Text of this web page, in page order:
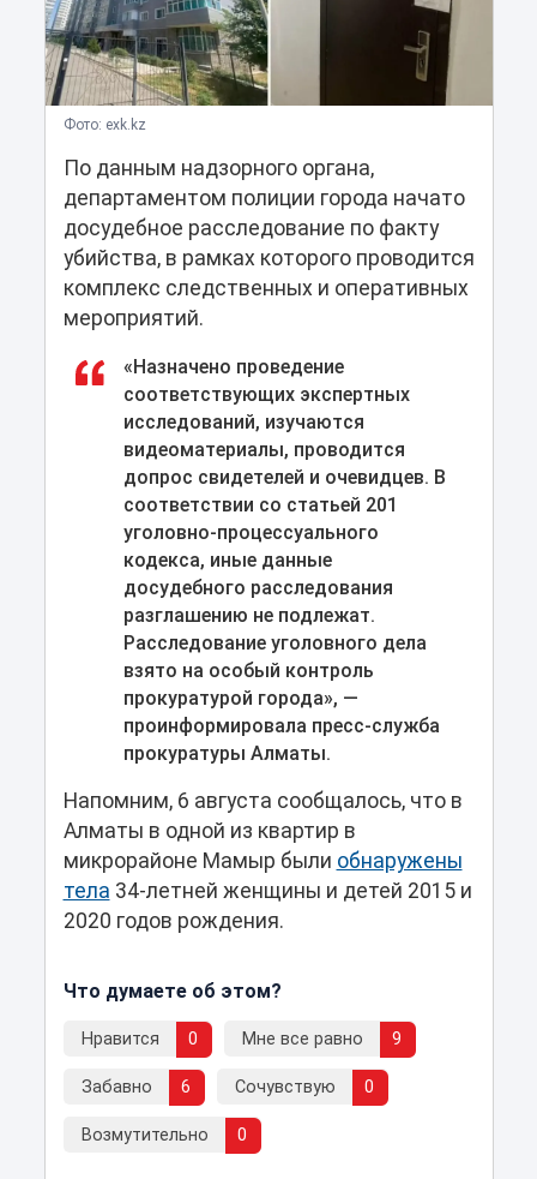
Фото: exk.kz
По данным надзорного органа,
департаментом полиции города начато
досудебное расследование по факту
убийства, в рамках которого проводится
комплекс следственных и оперативных
мероприятий.
«Назначено проведение
соответствующих экспертных
исследований, изучаются
видеоматериалы, проводится
допрос свидетелей и очевидцев. В
соответствии со статьей 201
уголовно-процессуального
кодекса, иные данные
досудебного расследования
разглашению не подлежат.
Расследование уголовного дела
взято на особый контроль
прокуратурой города», —
проинформировала пресс-служба
прокуратуры Алматы.
Напомним, 6 августа сообщалось, что в
Алматы в одной из квартир в
микрорайоне Мамыр были обнаружены
тела 34-летней женщины и детей 2015 и
2020 годов рождения.
Что думаете об этом?
Нравится 0 Мне все равно 9
Забавно 6 Сочувствую 0
Возмутительно 0